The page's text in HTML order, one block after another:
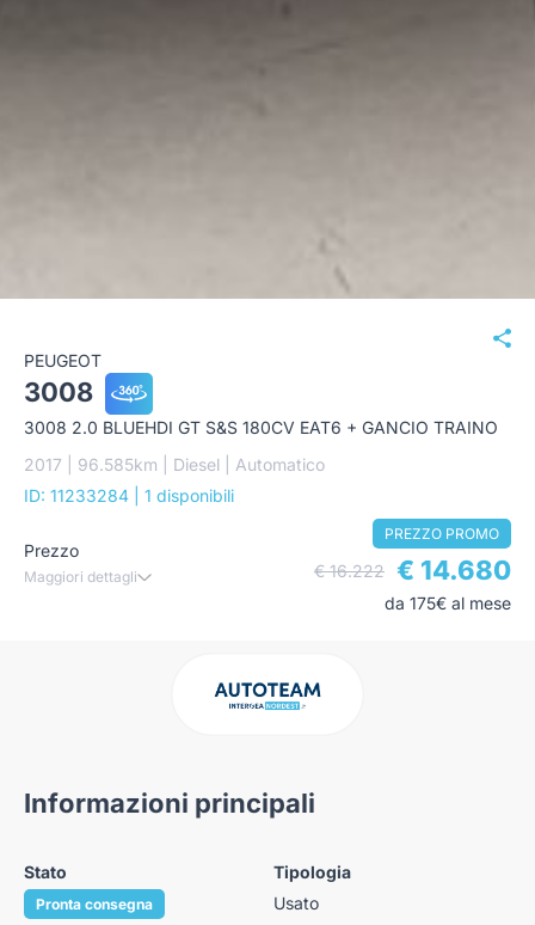
PEUGEOT
3008
3008 2.0 BLUEHDI GT S&S 180CV EAT6 + GANCIO TRAINO
2017 | 96.585km | Diesel | Automatico
ID: 11233284
| 1 disponibili
Prezzo
Maggiori dettagli
PREZZO PROMO
€ 16.222 € 14.680
da 175€ al mese
Informazioni principali
Stato
Pronta consegna
Tipologia
Usato